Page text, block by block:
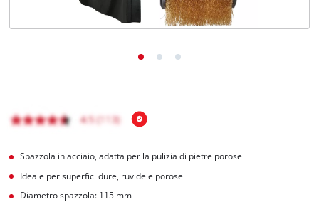
Spazzola in acciaio, adatta per la pulizia di pietre porose
Ideale per superfici dure, ruvide e porose
Diametro spazzola: 115 mm